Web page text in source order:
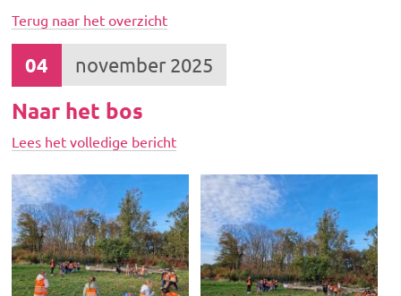
Terug naar het overzicht
04 november 2025
Naar het bos
Lees het volledige bericht